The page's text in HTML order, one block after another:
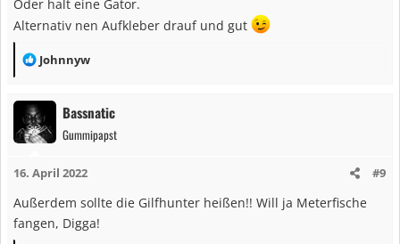
Oder halt eine Gator.
Alternativ nen Aufkleber drauf und gut
R
a
k
t
o
n
Johnnyw
Bassnatic
Gummipapst
16. April 2022 #9
Außerdem sollte die Gilfhunter heißen!! Will ja Meterfische
fangen, Digga!